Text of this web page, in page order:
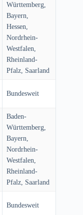
Württemberg,
Bayern,
Hessen,
Nordrhein-
Westfalen,
Rheinland-
Pfalz, Saarland
Bundesweit
Baden-
Württemberg,
Bayern,
Nordrhein-
Westfalen,
Rheinland-
Pfalz, Saarland
Bundesweit